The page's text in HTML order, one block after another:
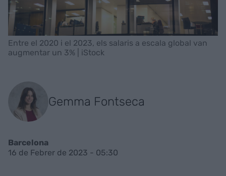
Entre el 2020 i el 2023, els salaris a escala global van
augmentar un 3% | iStock
Gemma Fontseca
Barcelona
16 de Febrer de 2023 - 05:30